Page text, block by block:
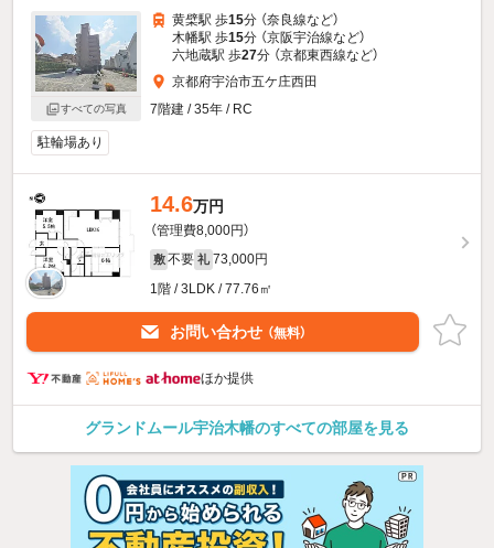
すべての写真
黄檗駅 歩15分 （奈良線など）
木幡駅 歩15分 （京阪宇治線など）
六地蔵駅 歩27分 （京都東西線など）
京都府宇治市五ケ庄西田
7階建 / 35年 / RC
駐輪場あり
14.6万円
（管理費8,000円）
敷 不要 礼 73,000円
1階 / 3LDK / 77.76㎡
お問い合わせ （無料）
ほか提供
グランドムール宇治木幡のすべての部屋を見る